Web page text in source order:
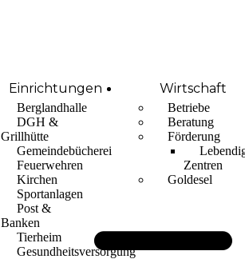
Einrichtungen
Berglandhalle
DGH &
Grillhütte
Gemeindebücherei
Feuerwehren
Kirchen
Sportanlagen
Post &
Banken
Tierheim
Gesundheitsversorgung
Wirtschaft
Betriebe
Beratung
Förderung
Zentren
Goldesel